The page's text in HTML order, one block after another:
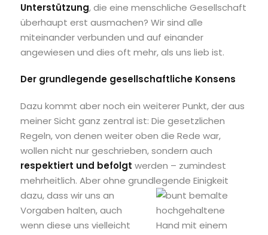
Unterstützung, die eine menschliche Gesellschaft
überhaupt erst ausmachen? Wir sind alle
miteinander verbunden und auf einander
angewiesen und dies oft mehr, als uns lieb ist.
Der grundlegende gesellschaftliche Konsens
Dazu kommt aber noch ein weiterer Punkt, der aus
meiner Sicht ganz zentral ist: Die gesetzlichen
Regeln, von denen weiter oben die Rede war,
wollen nicht nur geschrieben, sondern auch
respektiert und befolgt werden – zumindest
mehrheitlich. Aber ohne grundlegende Einigkeit
dazu, dass wir uns an
Vorgaben halten, auch
wenn diese uns vielleicht